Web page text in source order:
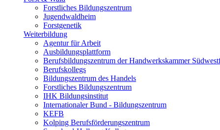
Forstliches Bildungszentrum
Jugendwaldheim
Forstgenetik
Weiterbildung
Agentur für Arbeit
Ausbildungsplattform
Berufsbildungszentrum der Handwerkskammer
Berufskollegs
Bildungszentrum des Handels
Forstliches Bildungszentrum
IHK Bildungsinstitut
Internationaler Bund - Bildungszentrum
KEFB
Kolping Berufsförderungszentrum